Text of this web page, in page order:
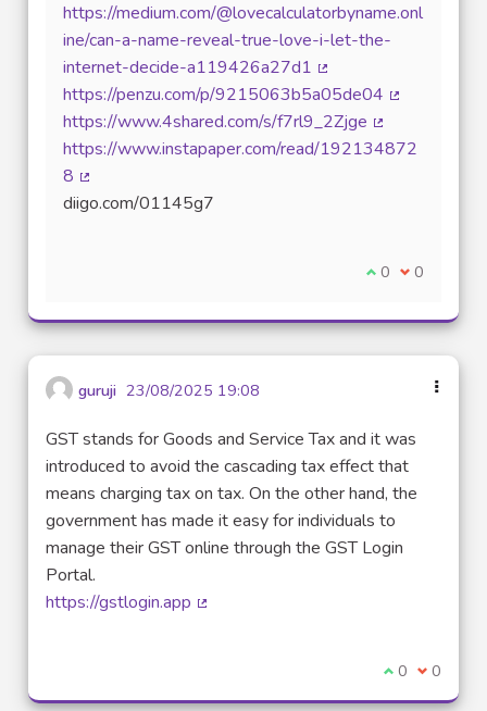
https://medium.com/@lovecalculatorbyname.onl
ine/can-a-name-reveal-true-love-i-let-the-
internet-decide-a119426a27d1
(Lien externe)
https://penzu.com/p/9215063b5a05de04
https://www.4shared.com/s/f7rl9_2Zjge
(Lien externe)
https://www.instapaper.com/read/192134872
8
(Lien externe)
diigo.com/01145g7
Je suis d'accord
0 Je ne suis
0
guruji 23/08/2025 19:08
GST stands for Goods and Service Tax and it was
introduced to avoid the cascading tax effect that
means charging tax on tax. On the other hand, the
government has made it easy for individuals to
manage their GST online through the GST Login
Portal.
https://gstlogin.app
Je suis
0 Je ne
0